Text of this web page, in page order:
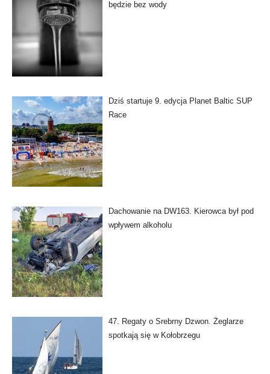
będzie bez wody
Dziś startuje 9. edycja Planet Baltic SUP
Race
Dachowanie na DW163. Kierowca był pod
wpływem alkoholu
47. Regaty o Srebrny Dzwon. Żeglarze
spotkają się w Kołobrzegu